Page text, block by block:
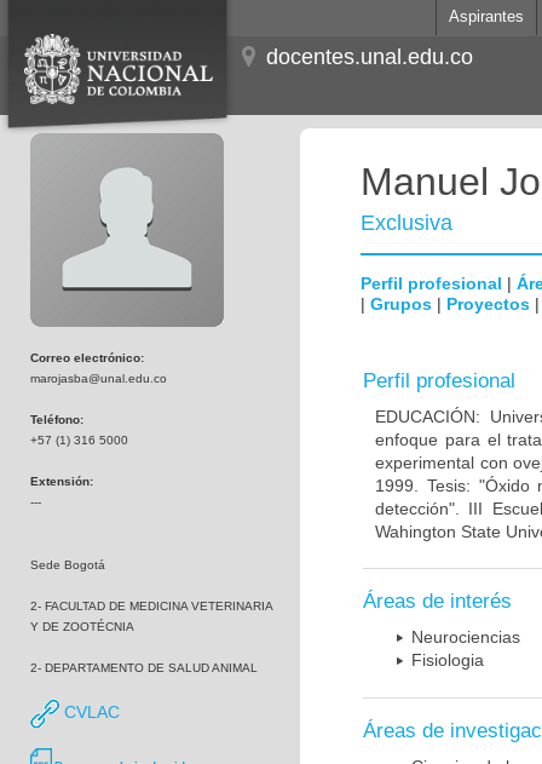
Aspirantes
docentes.unal.edu.co
Correo electrónico:
marojasba@unal.edu.co
Teléfono:
+57 (1) 316 5000
Extensión:
---
Sede Bogotá
2- FACULTAD DE MEDICINA VETERINARIA
Y DE ZOOTÉCNIA
2- DEPARTAMENTO DE SALUD ANIMAL
CVLAC
Manuel
Exclusiva
Perfil profesional |
| Grupos | Proyectos
Perfil profesional
EDUCACIÓN:
enfoque para el
experimental con
1999. Tesis:
detección". III
Wahington State
Áreas de interés
Neurociencias
Fisiologia
Áreas de